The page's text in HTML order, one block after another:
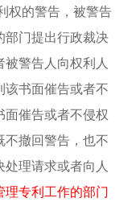
权的警告，被警告
部门提出行政裁决
警告人向权利人
书面催告或者不
催告或者不侵权
撤回警告，也不
理请求或者向人
专利工作的部门